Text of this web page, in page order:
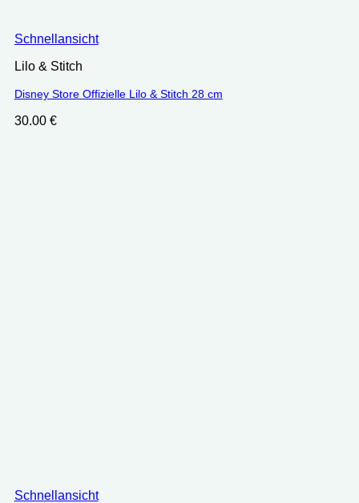
Schnellansicht
Lilo & Stitch
Disney Store Offizielle Lilo & Stitch 28 cm
30.00 €
Schnellansicht